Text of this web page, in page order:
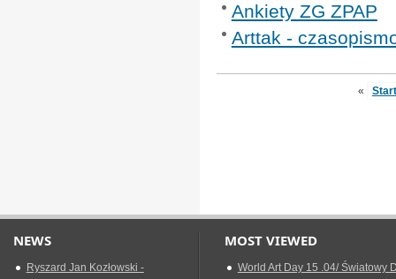
Ankiety ZG ZPAP
Arttak -
« Start
NEWS
Ryszard Jan Kozłowski -
MOST VIEWED
World Art Day 15 .04/ Światowy